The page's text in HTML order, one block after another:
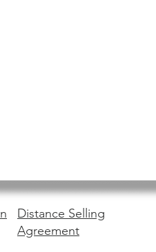
Distance Selling
Agreement